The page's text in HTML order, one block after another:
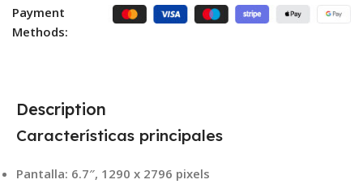
Payment
Methods:
Description
Características principales
Pantalla: 6.7″, 1290 x 2796 pixels